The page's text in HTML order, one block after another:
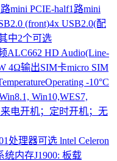
mini PCIE-half1路mini
(front)4x USB2.0(配
中2个可选
ALC662 HD Audio(Line-
4Ω输出SIM卡micro SIM
-10°C
Win10,WES7,
电开机；定时开机；无
处理器可选 lntel Celeron
内存J1900: 板载